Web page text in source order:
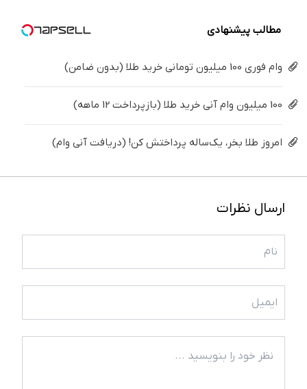
مطالب پیشنهادی
وام فوری 100 میلیون تومانی خرید طلا (بدون ضامن)
100 میلیون وام آنی خرید طلا (بازپرداخت 12 ماهه)
امروز طلا بخر، یک‌ساله پرداختش کن! (دریافت آنی وام)
ارسال نظرات